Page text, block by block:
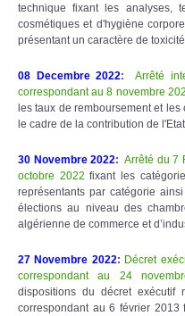
technique fixant les analyses,
cosmétiques et d'hygiène
présentant un caractère de
08 Decembre 2022:
Arrêté
correspondant au 8 novembre
les taux de remboursement et
le cadre de la contribution de
30 Novembre 2022: Arrêté du 7
octobre 2022 fixant les
représentants par catégorie
élections au niveau des
algérienne de commerce et
27 Novembre 2022: Décret
correspondant au 24
dispositions du décret
correspondant au 6 février 2013